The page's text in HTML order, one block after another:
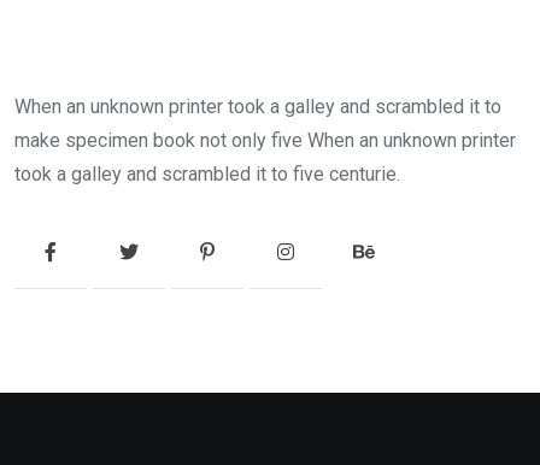
When an unknown printer took a galley and scrambled it to
make specimen book not only five When an unknown printer
took a galley and scrambled it to five centurie.